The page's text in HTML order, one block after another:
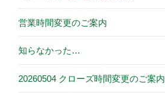
営業時間変更のご案内
知らなかった…
20260504 クローズ時間変更のご案内